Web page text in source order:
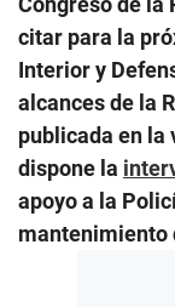
citar para la
Interior y
alcances de la
publicada en la
dispone la
apoyo a la
mantenimiento